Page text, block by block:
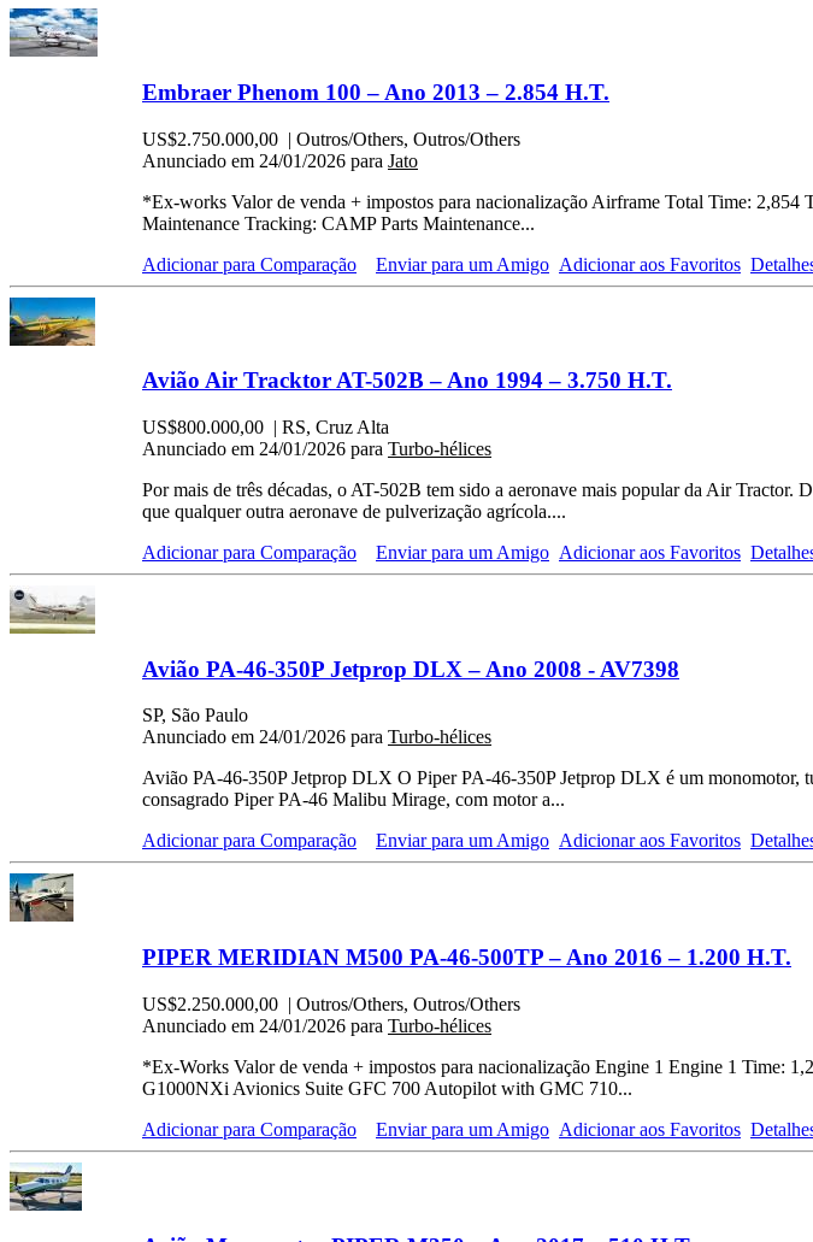
Embraer Phenom 100 – Ano 2013 – 2.854 H.T.
US$2.750.000,00 | Outros/Others, Outros/Others
Anunciado em 24/01/2026 para Jato
*Ex-works Valor de venda + impostos para nacionalização Airframe Total Time:
Maintenance Tracking: CAMP Parts Maintenance...
Adicionar para Comparação
Enviar para um Amigo Adicionar aos Favoritos
Avião Air Tracktor AT-502B – Ano 1994 – 3.750 H.T.
US$800.000,00 | RS, Cruz Alta
Anunciado em 24/01/2026 para Turbo-hélices
Por mais de três décadas, o AT-502B tem sido a aeronave mais popular da Air Tractor.
que qualquer outra aeronave de pulverização agrícola....
Adicionar para Comparação
Enviar para um Amigo Adicionar aos Favoritos
Avião PA-46-350P Jetprop DLX – Ano 2008 - AV7398
SP, São Paulo
Anunciado em 24/01/2026 para Turbo-hélices
Avião PA-46-350P Jetprop DLX O Piper PA-46-350P Jetprop DLX é um monomotor,
consagrado Piper PA-46 Malibu Mirage, com motor a...
Adicionar para Comparação
Enviar para um Amigo Adicionar aos Favoritos
PIPER MERIDIAN M500 PA-46-500TP – Ano 2016 – 1.200 H.T.
US$2.250.000,00 | Outros/Others, Outros/Others
Anunciado em 24/01/2026 para Turbo-hélices
*Ex-Works Valor de venda + impostos para nacionalização Engine 1 Engine 1 Time:
G1000NXi Avionics Suite GFC 700 Autopilot with GMC 710...
Adicionar para Comparação
Enviar para um Amigo Adicionar aos Favoritos